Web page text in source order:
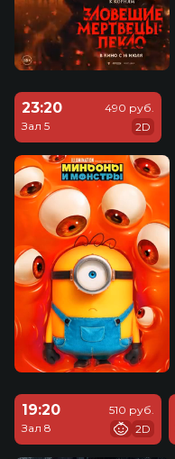
23:20
Зал 5
490 руб.
2D
19:20
Зал 8
510 руб.
2D